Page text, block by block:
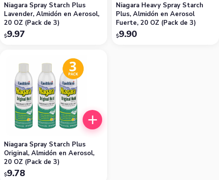
Niagara Spray Starch Plus
Lavender, Almidón en Aerosol,
20 OZ (Pack de 3)
$9.97
Niagara Heavy Spray Starch
Plus, Almidón en Aerosol
Fuerte, 20 OZ (Pack de 3)
$9.90
Niagara Spray Starch Plus
Original, Almidón en Aerosol,
20 OZ (Pack de 3)
$9.78